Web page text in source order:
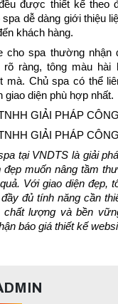
được thiết kế theo
dễ dàng giới thiệu
khách hàng.
cho spa thường nhận
ràng, tông màu hài
mà. Chủ spa có thể
giao diện phù hợp nhất.
tại VNDTS là giải
đẹp muốn nâng tầm
Với giao diện đẹp,
đủ tính năng cần
chất lượng và bền
báo giá thiết kế